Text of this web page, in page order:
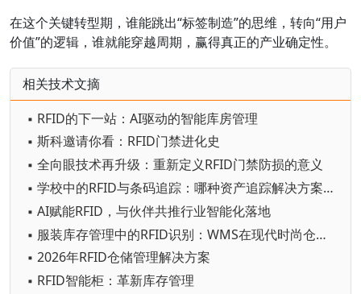
在这个关键转型期，谁能跳出“标签制造”的思维，转向“用户
价值”的逻辑，谁就能穿越周期，赢得真正的产业确定性。
相关技术文摘
▪ RFID的下一站：AI驱动的智能库房管理
▪ 斯科邀请你看：RFID门禁进化史
▪ 全向眼技术再升级：重新定义RFID门禁防损的意义
▪ 学校中的RFID与条码追踪：哪种资产追踪解决方案最好？
▪ AI赋能RFID，与伙伴共推行业智能化落地
▪ 服装库存管理中的RFID识别：WMS在现代时尚仓库中的作用
▪ 2026年RFID仓储管理解决方案
▪ RFID智能柜：革新库存管理